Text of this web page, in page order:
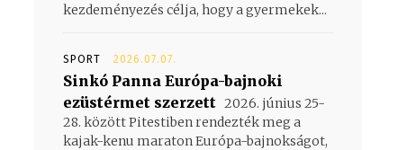
kezdeményezés célja, hogy a gyermekek...
SPORT 2026.07.07.
Sinkó Panna Európa-bajnoki
ezüstérmet szerzett 2026. június 25-
28. között Pitestiben rendezték meg a
kajak-kenu maraton Európa-bajnokságot,